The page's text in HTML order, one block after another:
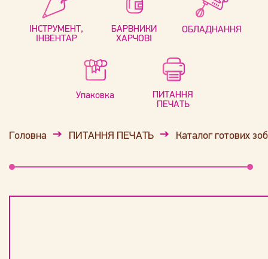
ІНСТРУМЕНТ,
ІНВЕНТАР
БАРВНИКИ
ХАРЧОВІ
ОБЛАДНАННЯ
Упаковка
ПИТАННЯ
ПЕЧАТЬ
Головна ПИТАННЯ ПЕЧАТЬ Каталог готових